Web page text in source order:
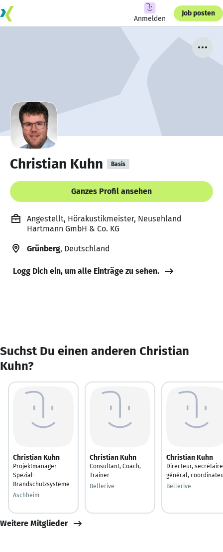
Anmelden
Job posten
Christian Kuhn Basis
Ganzes Profil ansehen
Angestellt, Hörakustikmeister, Neusehland
Hartmann GmbH & Co. KG
Grünberg, Deutschland
Logg Dich ein, um alle Einträge zu sehen.
Suchst Du einen anderen Christian
Kuhn?
Christian Kuhn
Projektmanager
Spezial-
Brandschutzsysteme
Aschheim
Christian Kuhn
Consultant, Coach,
Trainer
Bellerive
Christian Kuhn
Directeur, secrétaire
général,
Bellerive
Weitere Mitglieder